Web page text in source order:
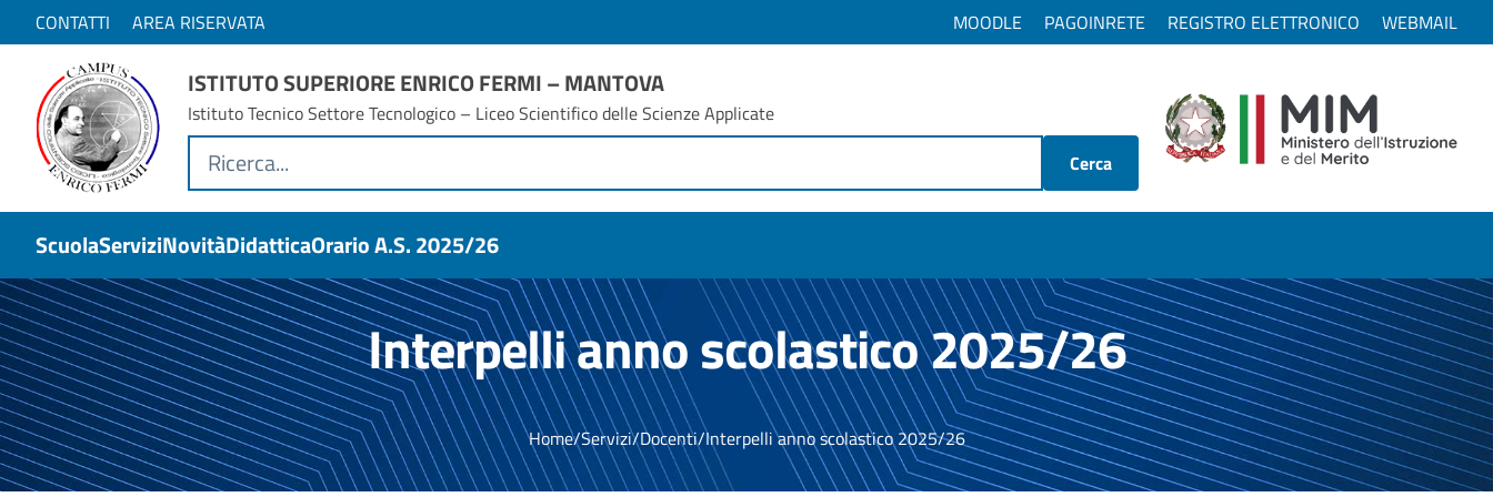
CONTATTI AREA RISERVATA MOODLE PAGOINRETE REGISTRO ELETTRONICO WEBMAIL
ISTITUTO SUPERIORE ENRICO FERMI – MANTOVA
Istituto Tecnico Settore Tecnologico – Liceo Scientifico delle Scienze Applicate
Cerca
ScuolaServiziNovitàDidatticaOrario A.s. 2025/26
Interpelli anno scolastico 2025/26
Home/Servizi/Docenti/Interpelli anno scolastico 2025/26